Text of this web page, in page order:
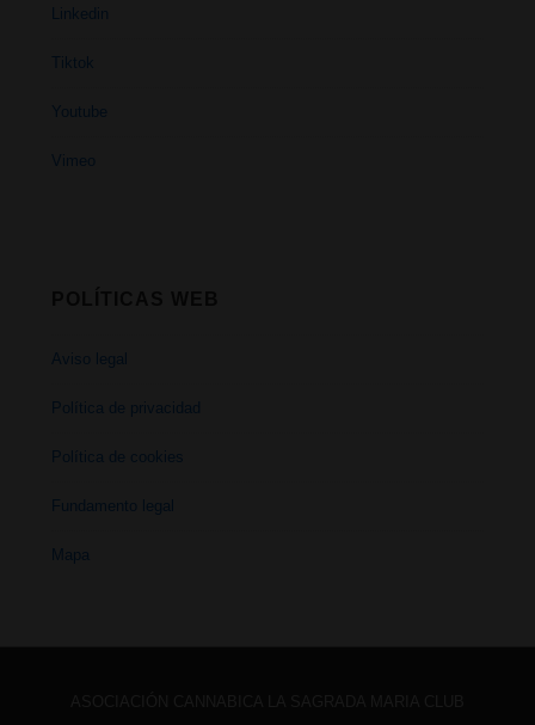
Linkedin
Tiktok
Youtube
Vimeo
Aviso legal
Política de privacidad
Política de cookies
Fundamento legal
Mapa